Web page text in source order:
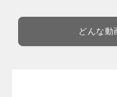
どんな動